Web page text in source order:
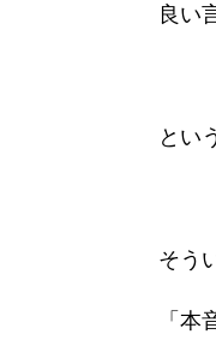
良い
とい
そう
「